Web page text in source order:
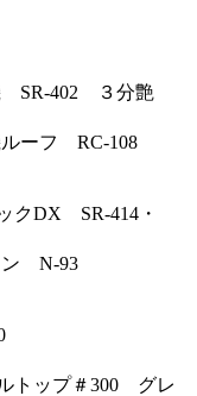
SR-402 ３分艶
ーフ RC-108
クDX SR-414・
ン N-93
トップ＃300 グレ